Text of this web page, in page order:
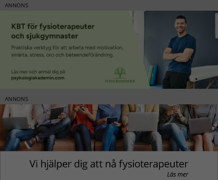
ANNONS
ANNONS